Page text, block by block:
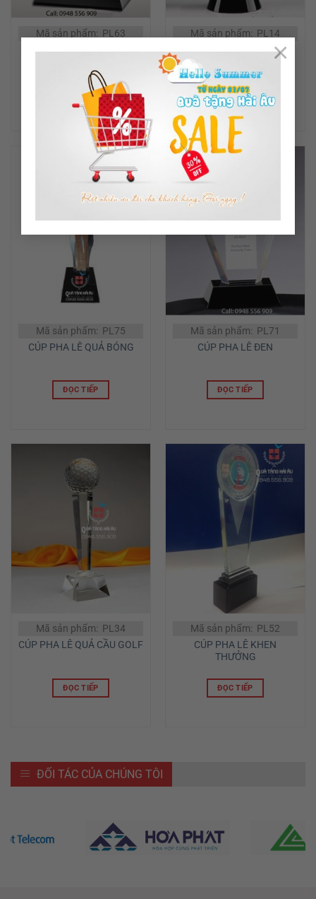
×
Mã sản phẩm: PL63
ĐỌC TIẾP
Mã sản phẩm: PL14
CÚP PHA LÊ ĐẾ ĐEN HÌNH
ĐỌC TIẾP
Mã sản phẩm: PL75
CÚP PHA LÊ QUẢ BÓNG
ĐỌC TIẾP
Mã sản phẩm: PL71
CÚP PHA LÊ ĐEN
ĐỌC TIẾP
Mã sản phẩm: PL34
CÚP PHA LÊ QUẢ CẦU GOLF
ĐỌC TIẾP
Mã sản phẩm: PL52
CÚP PHA LÊ KHEN
THƯỞNG
ĐỌC TIẾP
ĐỐI TÁC CỦA CHÚNG TÔI